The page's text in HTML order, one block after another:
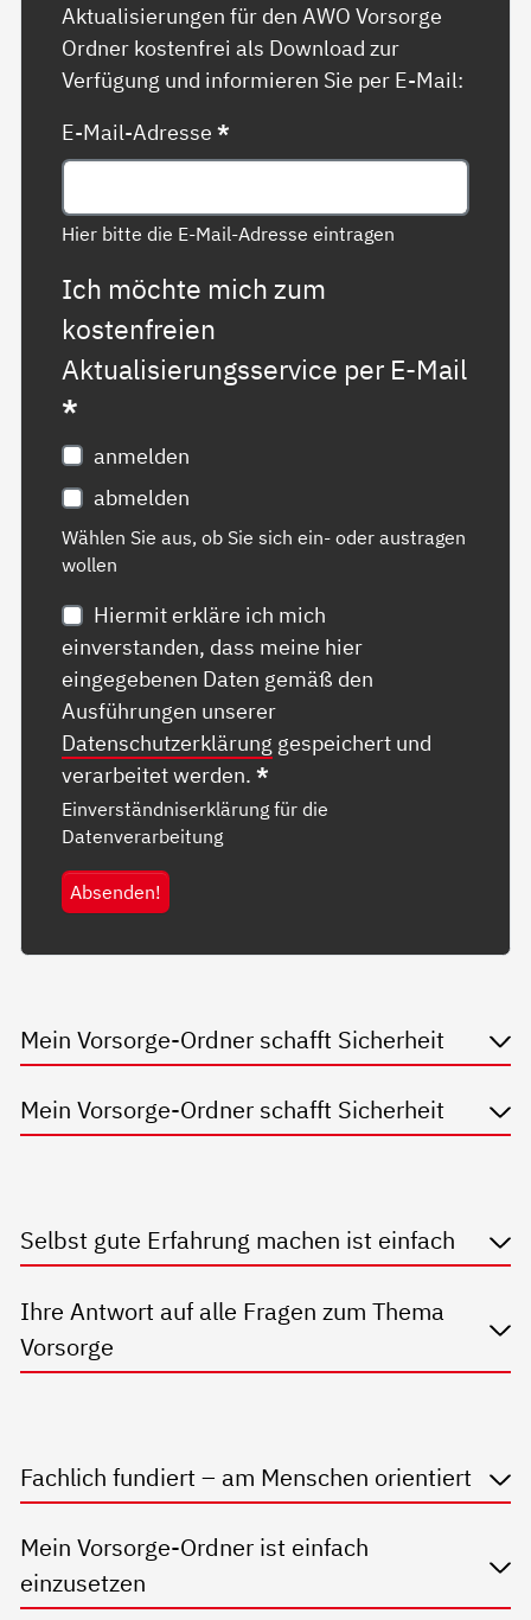
Aktualisierungen für den AWO Vorsorge
Ordner kostenfrei als Download zur
Verfügung und informieren Sie per E-Mail:
E-Mail-Adresse*
Hier bitte die E-Mail-Adresse eintragen
Ich möchte mich zum
kostenfreien
Aktualisierungsservice per E-Mail
*
anmelden
abmelden
Wählen Sie aus, ob Sie sich ein- oder austragen
wollen
Hiermit erkläre ich mich
einverstanden, dass meine hier
eingegebenen Daten gemäß den
Ausführungen unserer
Datenschutzerklärung gespeichert und
verarbeitet werden.*
Einverständniserklärung für die
Datenverarbeitung
Absenden!
Mein Vorsorge-Ordner schafft Sicherheit
Mein Vorsorge-Ordner schafft Sicherheit
Selbst gute Erfahrung machen ist einfach
Ihre Antwort auf alle Fragen zum Thema
Vorsorge
Fachlich fundiert – am Menschen orientiert
Mein Vorsorge-Ordner ist einfach
einzusetzen